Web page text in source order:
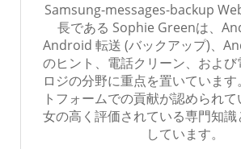
Samsung-messages-backup
長である Sophie Greenは、
Android 転送 (バックアップ)、
のヒント、電話クリーン、および
ロジの分野に重点を置いていま
トフォームでの貢献が認められ
女の高く評価されている専門知
しています。